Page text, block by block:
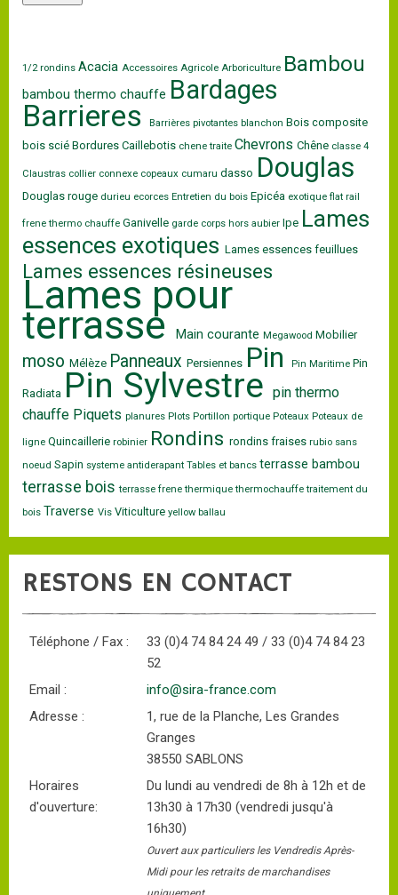
1/2 rondins Acacia Accessoires Agricole Arboriculture Bambou
bambou thermo chauffe Bardages
Barrieres Barrières pivotantes blanchon Bois composite
bois scié Bordures Caillebotis chene traite Chevrons Chêne classe 4
Claustras collier connexe copeaux cumaru dasso Douglas
Douglas rouge durieu ecorces Entretien du bois Epicéa exotique flat rail
frene thermo chauffe Ganivelle garde corps hors aubier Ipe Lames
essences exotiques Lames essences feuillues
Lames essences résineuses
Lames pour
terrasse Main courante Megawood Mobilier
moso Mélèze Panneaux Persiennes Pin Pin Maritime Pin
Radiata Pin Sylvestre pin thermo
chauffe Piquets planures Plots Portillon portique Poteaux Poteaux de
ligne Quincaillerie robinier Rondins rondins fraises rubio sans
noeud Sapin systeme antiderapant Tables et bancs terrasse bambou
terrasse boisterrasse frenethermiquethermochauffetraitement du
bois Traverse Vis Viticulture yellow ballau
RESTONS EN CONTACT
Téléphone / Fax :
33 (0)4 74 84 24 49 / 33 (0)4 74 84 23
52
Email :
info@sira-france.com
Adresse :
1, rue de la Planche, Les Grandes
Granges
38550 SABLONS
Horaires
d'ouverture:
Du lundi au vendredi de 8h à 12h et de
13h30 à 17h30 (vendredi jusqu'à
16h30)
Ouvert aux particuliers les Vendredis Après-
Midi pour les retraits de marchandises